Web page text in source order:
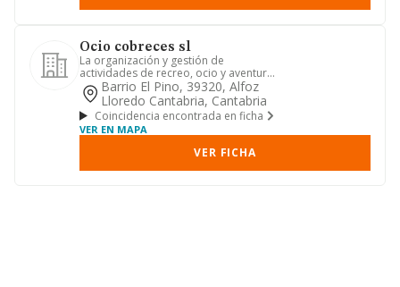
Ocio cobreces sl
La organización y gestión de
actividades de recreo, ocio y aventura,
y actividades formativas no re...
Barrio El Pino, 39320, Alfoz
Lloredo Cantabria, Cantabria
Coincidencia encontrada en ficha
VER EN MAPA
VER FICHA